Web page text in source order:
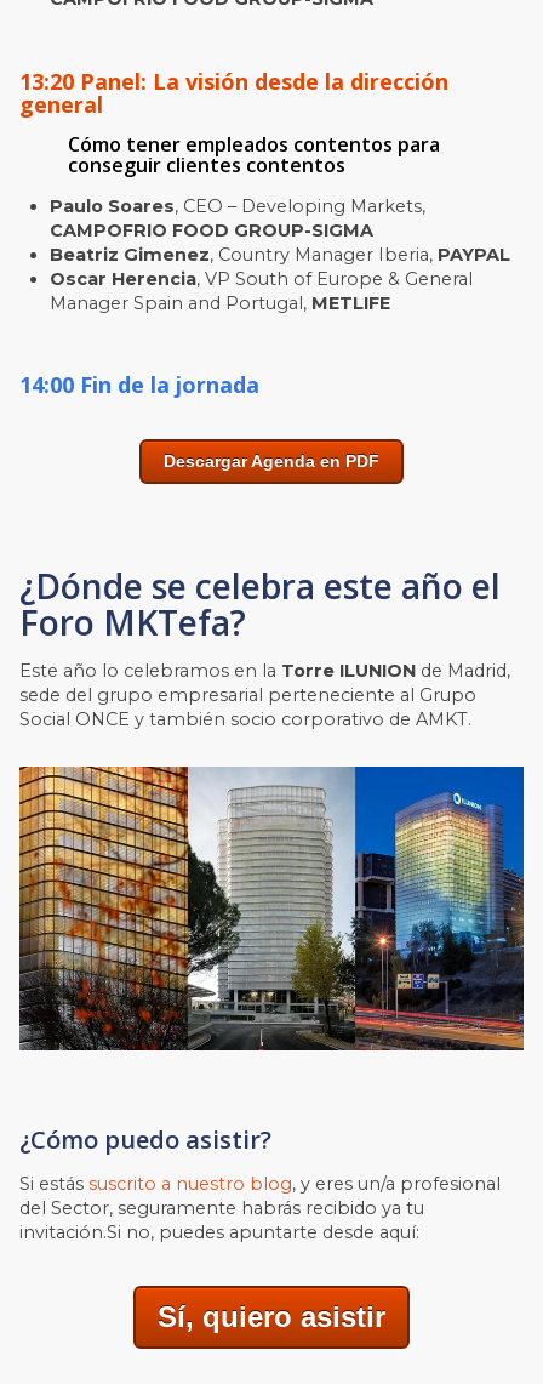
13:20 Panel: La visión desde la dirección
general
Cómo tener empleados contentos para
conseguir clientes contentos
Paulo Soares, CEO – Developing Markets,
CAMPOFRIO FOOD GROUP-SIGMA
Beatriz Gimenez, Country Manager Iberia, PAYPAL
Oscar Herencia, VP South of Europe & General
Manager Spain and Portugal, METLIFE
14:00 Fin de la jornada
Descargar Agenda en PDF
¿Dónde se celebra este año el
Foro MKTefa?
Este año lo celebramos en la Torre ILUNION de Madrid,
sede del grupo empresarial perteneciente al Grupo
Social ONCE y también socio corporativo de AMKT.
¿Cómo puedo asistir?
Si estássuscrito a nuestro blog, y eres un/a profesional
del Sector, seguramente habrás recibido ya tu
invitación.Si no, puedes apuntarte desde aquí:
Sí, quiero asistir